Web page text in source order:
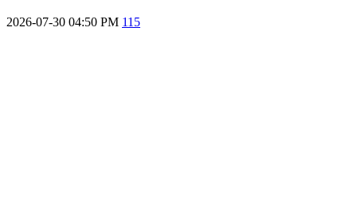
2026-07-30 04:50 PM 115